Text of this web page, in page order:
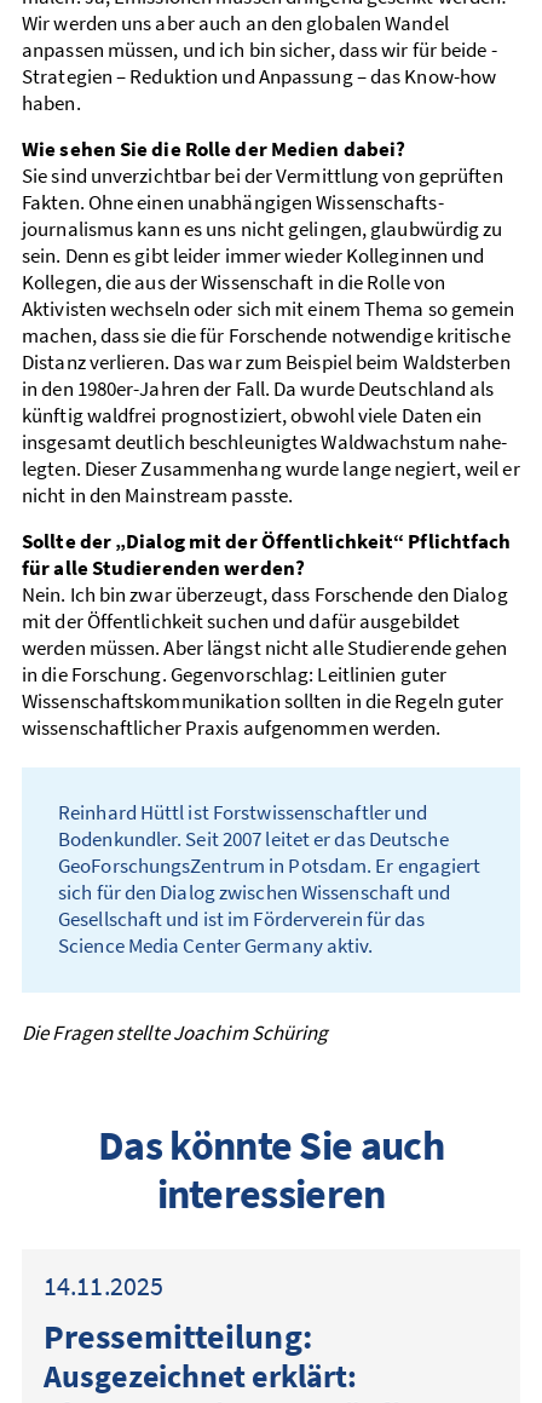
Wir werden uns aber auch an den globalen Wandel
anpassen müssen, und ich bin sicher, dass wir für beide ­
Strategien – Reduktion und Anpassung – das Know-how
haben.
Wie sehen Sie die Rolle der Medien dabei?
Sie sind unverzichtbar bei der Vermittlung von geprüften
Fakten. Ohne einen unabhängigen Wissen­schafts­
journalismus kann es uns nicht gelingen, glaub­würdig zu
sein. Denn es gibt leider immer wieder Kolleginnen und
Kollegen, die aus der Wissenschaft in die Rolle von
Aktivisten wechseln oder sich mit einem Thema so gemein
machen, dass sie die für Forschende not­wendige kritische
Distanz verlieren. Das war zum Beispiel beim Wald­sterben
in den 1980er-Jahren der Fall. Da wurde Deutschland als
künftig wald­frei prognostiziert, obwohl viele Daten ein
insgesamt deutlich beschleunigtes Wald­wachstum nahe­
legten. Dieser Zusammen­hang wurde lange negiert, weil er
nicht in den Main­stream passte.
Sollte der „Dialog mit der Öffentlichkeit“ Pflicht­fach
für alle Studierenden werden?
Nein. Ich bin zwar überzeugt, dass Forschende den Dialog
mit der Öffentlichkeit suchen und dafür ausgebildet
werden müssen. Aber längst nicht alle Studierende gehen
in die Forschung. Gegen­vorschlag: Leit­linien guter
Wissenschafts­kommunikation sollten in die Regeln guter
wissenschaftlicher Praxis auf­genommen werden.
Reinhard Hüttl ist Forstwissenschaftler und
Bodenkundler. Seit 2007 leitet er das Deutsche
GeoForschungsZentrum in Potsdam. Er engagiert
sich für den Dialog zwischen Wissenschaft und
Gesellschaft und ist im Förderverein für das
Science Media Center Germany aktiv.
Die Fragen stellte Joachim Schüring
Das könnte Sie auch
interessieren
14.11.2025
Presse­mitteilung:
Ausgezeichnet erklärt: